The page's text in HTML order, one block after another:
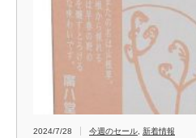
2024/7/28 今週のセール 新着情報